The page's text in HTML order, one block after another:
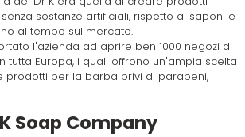
Redken
Refectocil
sostanze artificiali, rispetto ai saponi e
al tempo sul mercato.
l'azienda ad aprire ben 1000 negozi di
tutta Europa, i quali offrono un'ampia scelta
prodotti per la barba privi di parabeni,
Soap Company